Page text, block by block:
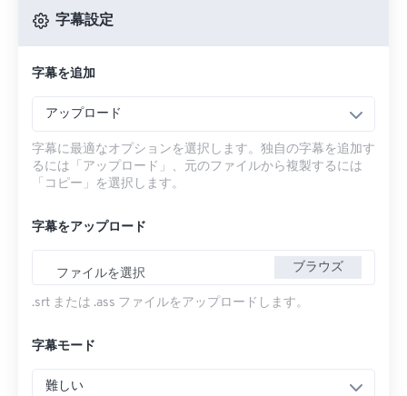
字幕設定
字幕を追加
アップロード
字幕に最適なオプションを選択します。独自の字幕を追加す
るには「アップロード」、元のファイルから複製するには
「コピー」を選択します。
字幕をアップロード
ファイルを選択 ブラウズ
.srt または .ass ファイルをアップロードします。
字幕モード
難しい